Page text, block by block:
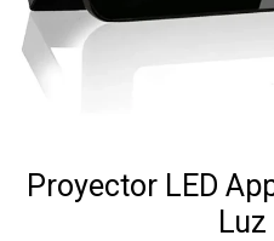
Proyector LED